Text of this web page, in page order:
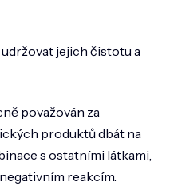
jejich čistotu a
považován za
produktů dbát na
s ostatními látkami,
reakcím.